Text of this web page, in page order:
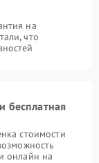
на
что
бесплатная
стоимости
онлайн на